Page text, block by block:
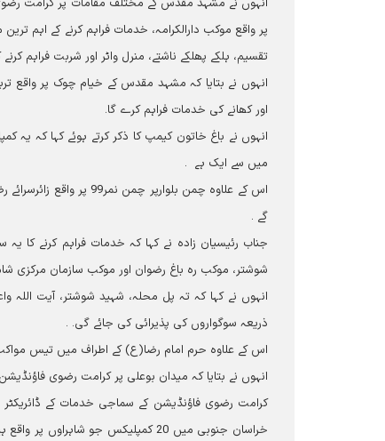
پر واقع موکب دارالکرامہ، خدمات فراہم کرنے کے اہم
تقسیم، ہلکے پھلکے ناشتے، منرل واٹر اور شربت فراہم کرنے
انہوں نے بتایا کہ مشہد مقدس کے خیام چوک پر واقع
اور کھانے کی خدمات فراہم کرے گا۔
انہوں نے باغ خاتون کیمپ کا ذکر کرتے ہوئے کہا کہ یہ
میں سے ایک ہے ۔
اس کے علاوہ چمن
گے ۔
جناب رئیسیان زادہ نے کہا کہ خدمات فراہم کرنے
شوشتر، موکب رہ باغ رضوان اور موکب سازمان مرکزی
انہوں نے کہا کہ تہ پل محلہ، شہید شوشتر، آیت اللہ
ذریعہ سوگواروں کی پذیرائی کی جائے گی۔ ۔
اس کے علاوہ حرم امام رضا(ع) کے اطراف میں تیس مواکب
انہوں نے بتایا کہ میدان بوعلی پر کرامت رضوی
کرامت رضوی فاؤنڈیشن کے سماجی خدمات کے
خراسان جنوبی میں 20 کمپلیکس جو